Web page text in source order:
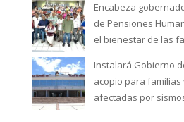
Encabeza
de Pensiones
el bienestar de las
Instalará Gobierno
acopio para
afectadas por